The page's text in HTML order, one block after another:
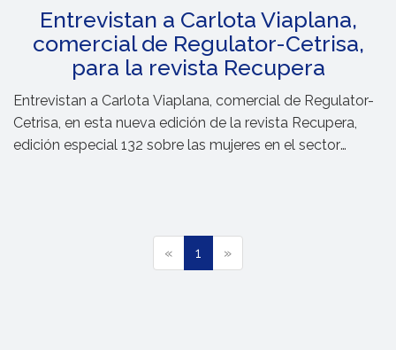
Entrevistan a Carlota Viaplana,
comercial de Regulator-Cetrisa,
para la revista Recupera
Entrevistan a Carlota Viaplana, comercial de Regulator-
Cetrisa, en esta nueva edición de la revista Recupera,
edición especial 132 sobre las mujeres en el sector
« 1
c
»